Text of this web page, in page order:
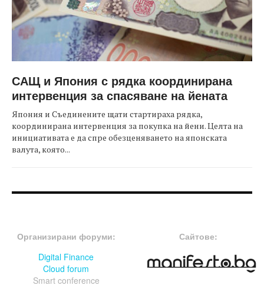
САЩ и Япония с рядка координирана
интервенция за спасяване на йената
Япония и Съединените щати стартираха рядка,
координирана интервенция за покупка на йени. Целта на
инициативата е да спре обезценяването на японската
валута, която...
Организирани форуми:
Digital Finance
Cloud forum
Smart conference
Сайтове: